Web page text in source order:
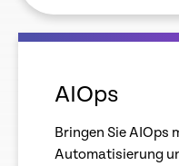
empty
AIOps
Bringen Sie AIOps
Automatisierung